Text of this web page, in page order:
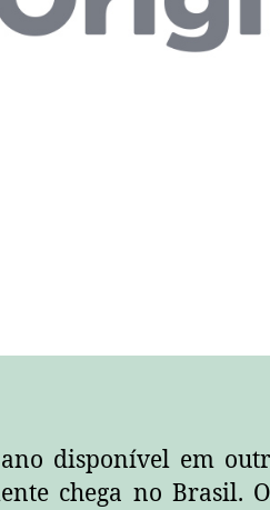
disponível em
chega no Brasil.